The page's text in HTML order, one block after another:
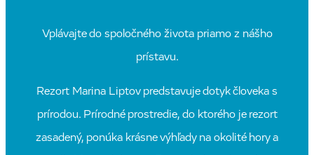
Vplávajte do spoločného života priamo z nášho
prístavu.
Rezort Marina Liptov predstavuje dotyk človeka s
prírodou. Prírodné prostredie, do ktorého je rezort
zasadený, ponúka krásne výhľady na okolité hory a